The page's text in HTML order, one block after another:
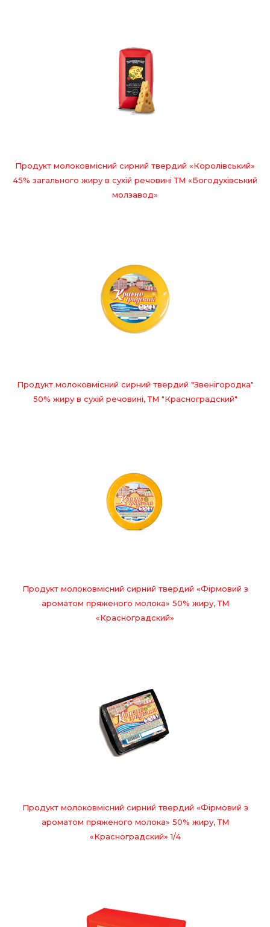
Продукт молоковмісний сирний твердий «Королівський»
45% загального жиру в сухій речовині ТМ «Богодухівський
молзавод»
Продукт молоковмісний сирний твердий "Звенігородка"
50% жиру в сухій речовині, ТМ "Красноградский"
Продукт молоковмісний сирний твердий «Фірмовий з
ароматом пряженого молока» 50% жиру, ТМ
«Красноградский»
Продукт молоковмісний сирний твердий «Фірмовий з
ароматом пряженого молока» 50% жиру, ТМ
«Красноградский» 1/4